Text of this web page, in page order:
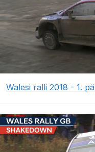
Walesi ralli 2018 - 1.